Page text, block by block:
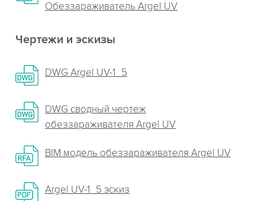
Обеззараживатель Argel UV
Чертежи и эскизы
DWG Argel UV-1_5
DWG сводный чертеж
обеззараживателя Argel UV
BIM модель обеззараживателя Argel UV
Argel UV-1_5 эскиз